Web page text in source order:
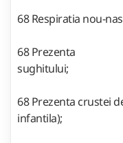
68 Respiratia nou-
68 Prezenta
sughitului;
68 Prezenta crustei
infantila);